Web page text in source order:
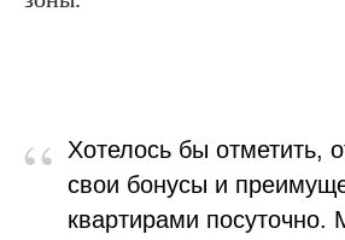
“
Хотелось бы отметить,
свои бонусы и
квартирами посуточно.